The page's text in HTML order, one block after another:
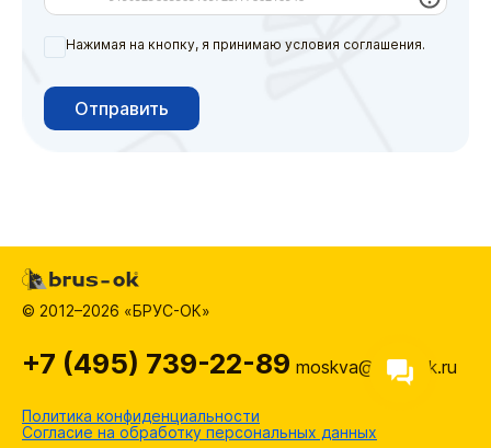
Нажимая на кнопку, я принимаю условия соглашения.
Отправить
© 2012–2026 «БРУС-ОК»
Политика конфиденциальности
Согласие на обработку персональных данных
+7 (495) 739-22-89 moskva@brus-ok.ru